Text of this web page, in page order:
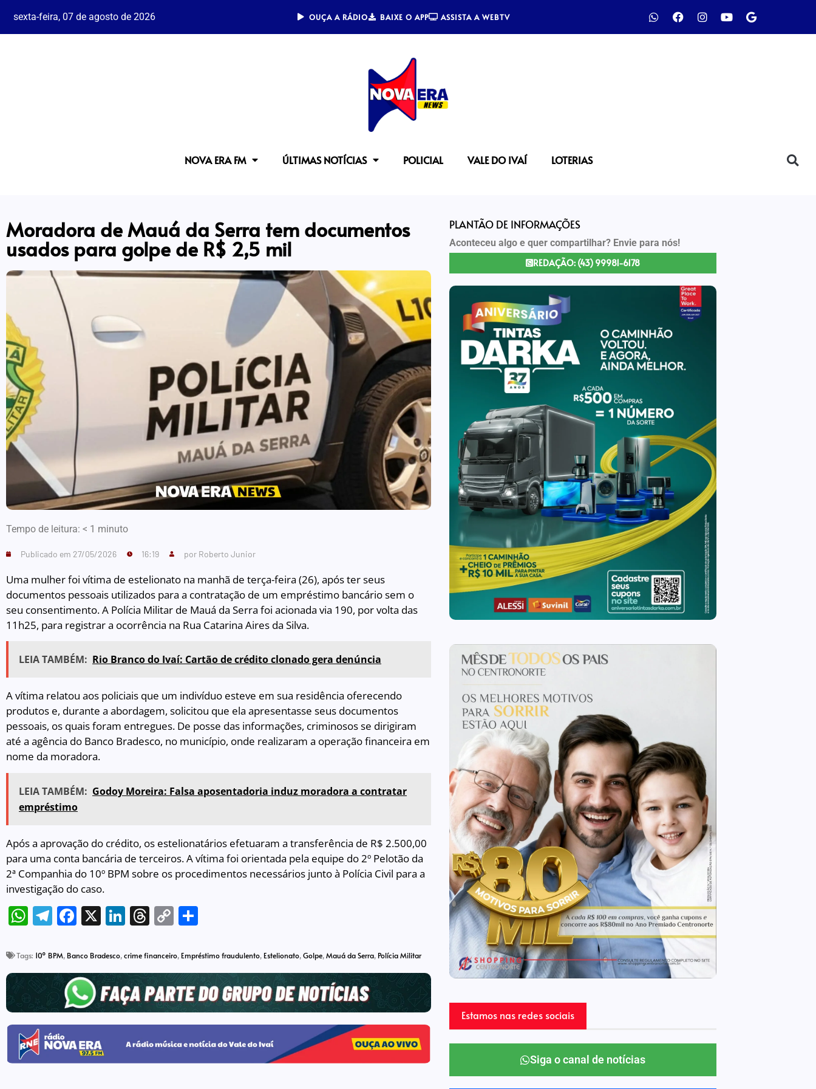
sexta-feira, 07 de agosto de 2026 OUÇA A RÁDIO BAIXE O APP ASSISTA A WEBTV
NOVA ERA FM ÚLTIMAS NOTÍCIAS POLICIAL VALE DO IVAÍ LOTERIAS
Moradora de Mauá da Serra tem documentos
usados para golpe de R$ 2,5 mil
Tempo de leitura: < 1 minuto
Publicado em 27/05/2026 16:19 por Roberto Junior
Uma mulher foi vítima de estelionato na manhã de terça-feira (26), após ter seus
documentos pessoais utilizados para a contratação de um empréstimo bancário sem o
seu consentimento. A Polícia Militar de Mauá da Serra foi acionada via 190, por volta das
11h25, para registrar a ocorrência na Rua Catarina Aires da Silva.
LEIA TAMBÉM: Rio Branco do Ivaí: Cartão de crédito clonado gera denúncia
A vítima relatou aos policiais que um indivíduo esteve em sua residência oferecendo
produtos e, durante a abordagem, solicitou que ela apresentasse seus documentos
pessoais, os quais foram entregues. De posse das informações, criminosos se dirigiram
até a agência do Banco Bradesco, no município, onde realizaram a operação financeira em
nome da moradora.
LEIA TAMBÉM: Godoy Moreira: Falsa aposentadoria induz moradora a contratar
empréstimo
Após a aprovação do crédito, os estelionatários efetuaram a transferência de R$ 2.500,00
para uma conta bancária de terceiros. A vítima foi orientada pela equipe do 2º Pelotão da
2ª Companhia do 10º BPM sobre os procedimentos necessários junto à Polícia Civil para a
investigação do caso.
WhatsApp
Telegram
Facebook
X LinkedIn
Threads
Copy
Tags: 10º BPM, Banco Bradesco,crime financeiro, Empréstimo fraudulento, Estelionato,Golpe,Mauá da Serra, Polícia Militar
PLANTÃO DE INFORMAÇÕES
Aconteceu algo e quer compartilhar? Envie para nós!
REDAÇÃO: (43) 99981-6178
Estamos nas redes sociais
Siga o canal de notícias